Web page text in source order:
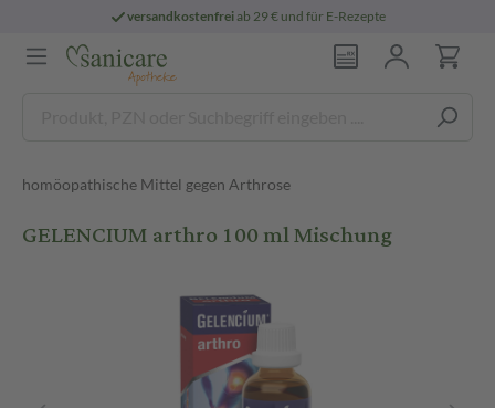
versandkostenfreiab 29 € und für E-Rezepte
homöopathische Mittel gegen Arthrose
GELENCIUM arthro 100 ml Mischung